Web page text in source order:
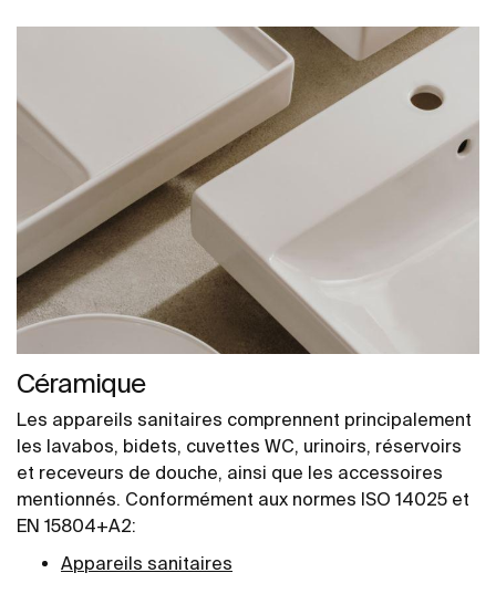
Céramique
Les appareils sanitaires comprennent principalement
les lavabos, bidets, cuvettes WC, urinoirs, réservoirs
et receveurs de douche, ainsi que les accessoires
mentionnés. Conformément aux normes ISO 14025 et
EN 15804+A2:
Appareils sanitaires